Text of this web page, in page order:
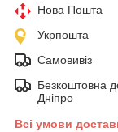
Нова Пошта
Укрпошта
Самовивіз
Безкоштовна
Дніпро
Всі умови